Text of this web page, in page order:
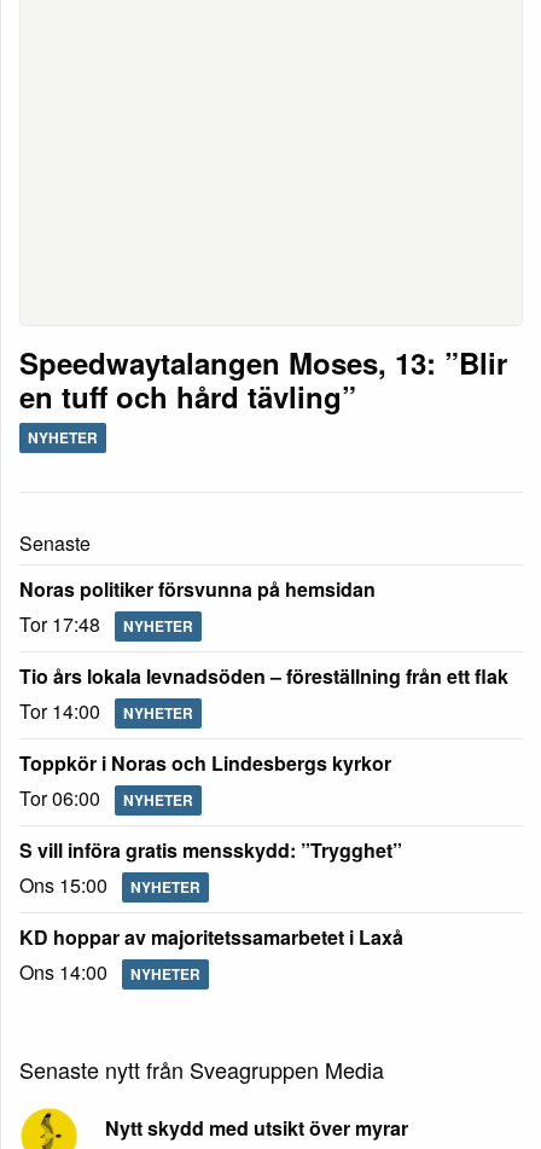
Speedwaytalangen Moses, 13: ”Blir
en tuff och hård tävling”
NYHETER
Senaste
Noras politiker försvunna på hemsidan
Tor 17:48
NYHETER
Tio års lokala levnadsöden – föreställning från ett flak
Tor 14:00
NYHETER
Toppkör i Noras och Lindesbergs kyrkor
Tor 06:00
NYHETER
S vill införa gratis mensskydd: ”Trygghet”
Ons 15:00
NYHETER
KD hoppar av majoritetssamarbetet i Laxå
Ons 14:00
NYHETER
Senaste nytt från Sveagruppen Media
Nytt skydd med utsikt över myrar